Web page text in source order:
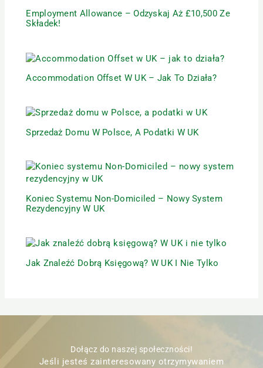
Employment Allowance – Odzyskaj Aż £10,500 Ze
Składek!
Accommodation Offset W UK – Jak To Działa?
Sprzedaż Domu W Polsce, A Podatki W UK
Koniec Systemu Non-Domiciled – Nowy System
Rezydencyjny W UK
Jak Znaleźć Dobrą Księgową? W UK I Nie Tylko
Dołącz do naszej społeczności!
Jeśli jesteś zainteresowany otrzymywaniem